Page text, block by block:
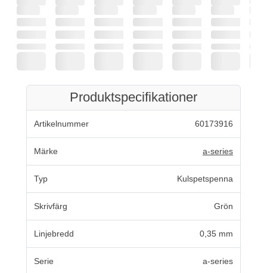
Produktspecifikationer
Artikelnummer 60173916
Märke a-series
Typ Kulspetspenna
Skrivfärg Grön
Linjebredd 0,35 mm
Serie a-series